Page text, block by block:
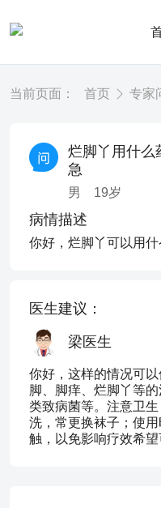
当前页面： 首页 专家
烂脚丫用什么
急
男 19岁
病情描述
你好，烂脚丫可以用
医生建议：
梁医生
你好，这样的情况可
脚、脚痒、烂脚丫等
类致病菌等。注意卫
洗，常更换袜子；使
触，以免影响疗效希